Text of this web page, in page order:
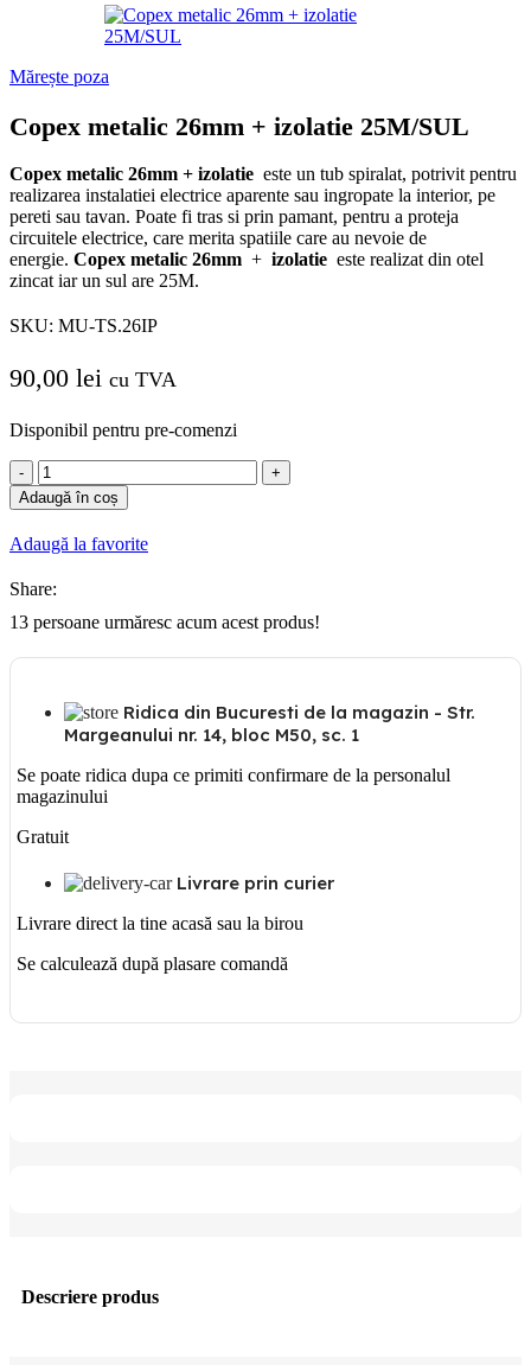
Mărește poza
Copex metalic 26mm + izolatie 25M/SUL
Copex metalic 26mm + izolatie este un tub spiralat, potrivit pentru
realizarea instalatiei electrice aparente sau ingropate la interior, pe
pereti sau tavan. Poate fi tras si prin pamant, pentru a proteja
circuitele electrice, care merita spatiile care au nevoie de
energie. Copex metalic 26mm + izolatie este realizat din otel
zincat iar un sul are 25M.
SKU: MU-TS.26IP
90,00 lei cu TVA
Disponibil pentru pre-comenzi
Cantitate
Copex
metalic
26mm
+
25M/SUL
Adaugă în coș
Adaugă la favorite
Share:
13 persoane urmăresc acum acest produs!
Ridica din Bucuresti de la magazin - Str.
Margeanului nr. 14, bloc M50, sc. 1
Se poate ridica dupa ce primiti confirmare de la personalul
magazinului
Gratuit
Livrare prin curier
Livrare direct la tine acasă sau la birou
Se calculează după plasare comandă
Descriere produs